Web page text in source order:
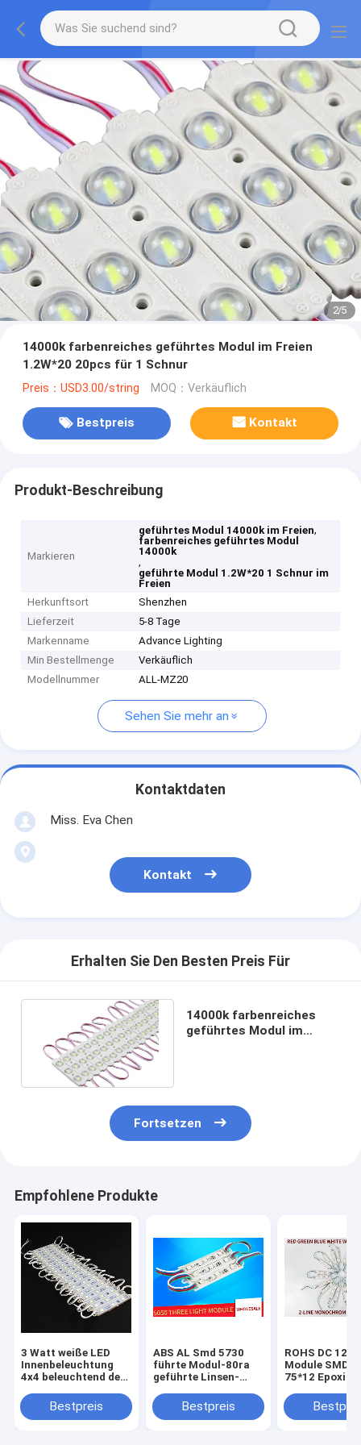
2/5
14000k farbenreiches geführtes Modul im Freien
1.2W*20 20pcs für 1 Schnur
Preis：USD3.00/string MOQ：Verkäuflich
Bestpreis Kontakt
Produkt-Beschreibung
Markieren
geführtes Modul 14000k im Freien,
farbenreiches geführtes Modul
14000k
,
geführte Modul 1.2W*20 1 Schnur im
Freien
Herkunftsort
Shenzhen
Lieferzeit
5-8 Tage
Markenname
Advance Lighting
Min Bestellmenge
Verkäuflich
Modellnummer
ALL-MZ20
Sehen Sie mehr an
Kontaktdaten
Miss. Eva Chen
Kontakt
Erhalten Sie Den Besten Preis Für
14000k farbenreiches
geführtes Modul im
Fortsetzen
Empfohlene Produkte
3 Watt weiße LED
Innenbeleuchtung
4x4 beleuchtend der
Bestpreis
ABS AL Smd 5730
führte Modul-80ra
geführte Linsen-
180 GradBestpreis
ROHS DC 12V
Module
75*12 Epoxid-